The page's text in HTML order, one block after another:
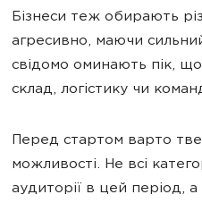
Бізнеси теж обирають
агресивно, маючи
свідомо оминають пік,
склад, логістику чи
Перед стартом варто
можливості. Не всі
аудиторії в цей період, а